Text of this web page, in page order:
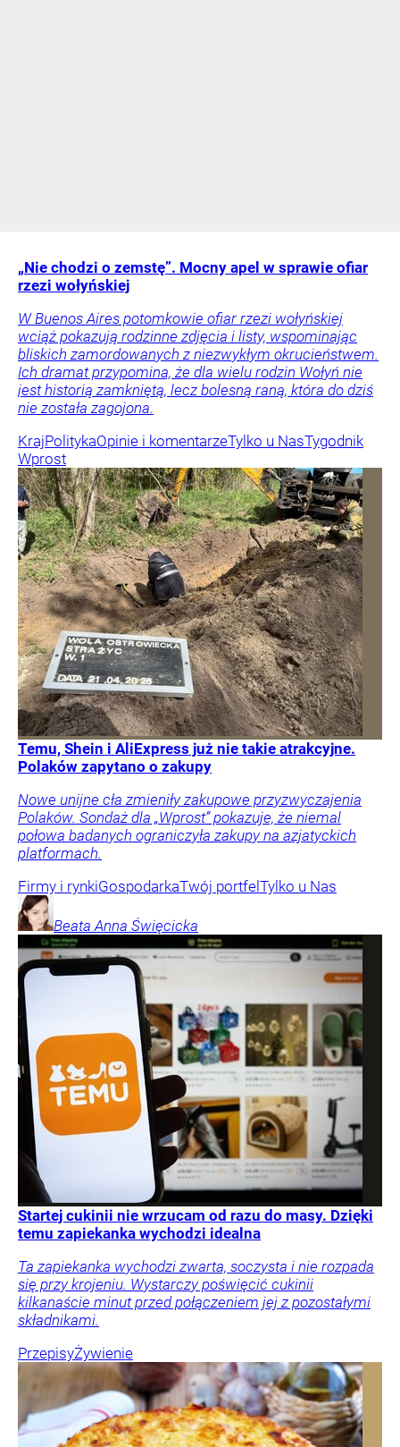
„Nie chodzi o zemstę”. Mocny apel w sprawie ofiar
rzezi wołyńskiej
W Buenos Aires potomkowie ofiar rzezi wołyńskiej
wciąż pokazują rodzinne zdjęcia i listy, wspominając
bliskich zamordowanych z niezwykłym okrucieństwem.
Ich dramat przypomina, że dla wielu rodzin Wołyń nie
jest historią zamkniętą, lecz bolesną raną, która do dziś
nie została zagojona.
KrajPolitykaOpinie i komentarzeTylko u NasTygodnik
Wprost
Temu, Shein i AliExpress już nie takie atrakcyjne.
Polaków zapytano o zakupy
Nowe unijne cła zmieniły zakupowe przyzwyczajenia
Polaków. Sondaż dla „Wprost” pokazuje, że niemal
połowa badanych ograniczyła zakupy na azjatyckich
platformach.
Firmy i rynkiGospodarkaTwój portfelTylko u Nas
Beata Anna Święcicka
Startej cukinii nie wrzucam od razu do masy. Dzięki
temu zapiekanka wychodzi idealna
Ta zapiekanka wychodzi zwarta, soczysta i nie rozpada
się przy krojeniu. Wystarczy poświęcić cukinii
kilkanaście minut przed połączeniem jej z pozostałymi
składnikami.
PrzepisyŻywienie